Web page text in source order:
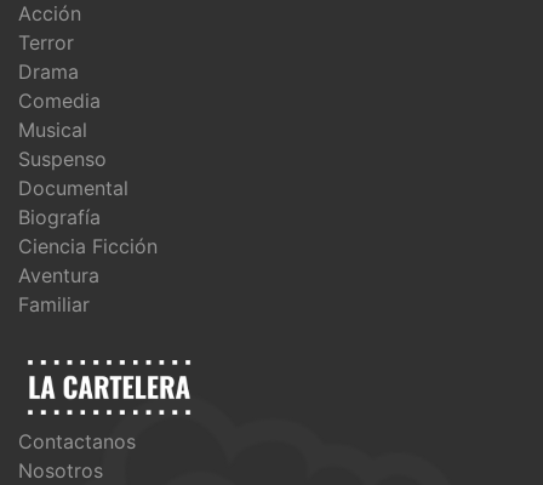
Acción
Terror
Drama
Comedia
Musical
Suspenso
Documental
Biografía
Ciencia Ficción
Aventura
Familiar
Contactanos
Nosotros